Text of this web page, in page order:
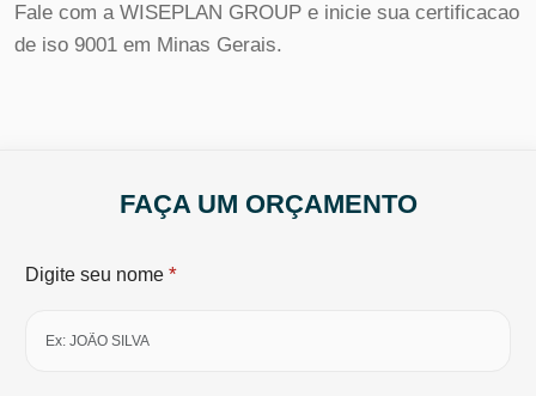
Fale com a WISEPLAN GROUP e inicie sua certificacao
de iso 9001 em Minas Gerais.
FAÇA UM ORÇAMENTO
Digite seu nome *